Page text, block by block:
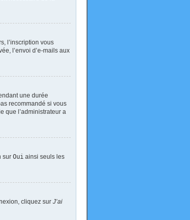
l’inscription vous
l’envoi d’e-mails aux
une durée
recommandé si vous
que l’administrateur a
sur Oui ainsi seuls les
cliquez sur J’ai